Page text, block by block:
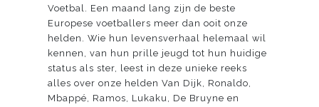
Voetbal. Een maand lang zijn de beste
Europese voetballers meer dan ooit onze
helden. Wie hun levensverhaal helemaal wil
kennen, van hun prille jeugd tot hun huidige
status als ster, leest in deze unieke reeks
alles over onze helden Van Dijk, Ronaldo,
Mbappé, Ramos, Lukaku, De Bruyne en